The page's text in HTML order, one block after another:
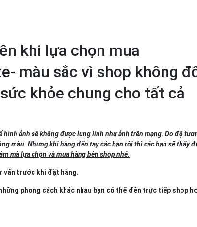
khi lựa chọn mua
màu sắc vì shop không
khỏe chung cho tất cả
ảnh sẽ không được lung linh như ảnh trên mạng. Do độ
màu. Nhưng khi hàng đến tay các bạn rồi thì các bạn sẽ thấy
mà lựa chọn và mua hàng bên shop nhé.
vấn trước khi đặt hàng.
phong cách khác nhau bạn có thể đến trực tiếp shop